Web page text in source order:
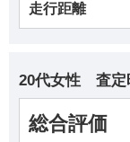
走行距離
20代女性 査定
総合評価